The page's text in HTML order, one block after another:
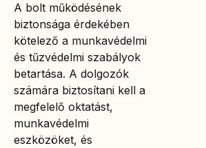
A bolt működésének
biztonsága érdekében
kötelező a munkavédelmi
és tűzvédelmi szabályok
betartása. A dolgozók
számára biztosítani kell a
megfelelő oktatást,
munkavédelmi
eszközöket, és